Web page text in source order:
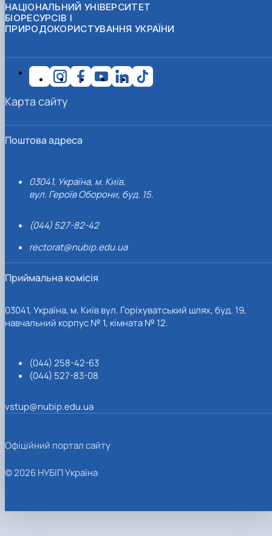
НАЦІОНАЛЬНИЙ УНІВЕРСИТЕТ
БІОРЕСУРСІВ І
ПРИРОДОКОРИСТУВАННЯ УКРАЇНИ
Поштова адреса
03041, Україна, м. Київ,
вул. Героїв Оборони, буд. 15.
(044) 527-82-42
rectorat@nubip.edu.ua
Приймальна комісія
03041, Україна, м. Київ вул. Горіхуватський шлях, буд. 19,
навчальний корпус № 1, кімната № 12.
(044) 258-42-63
(044) 527-83-08
vstup@nubip.edu.ua
Карта сайту
Офіційний портал сайту
© 2026 НУБІП Україна